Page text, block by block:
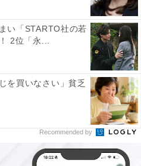
修了後、国の所管法人に入
援や広報を担当。2019年に
、現在はWebメディアや選
に従事。年間3,000本以上
でのランキング結果を見る
い「STARTO社の若
2位「永...
を買いなさい」貧乏
Recommended by